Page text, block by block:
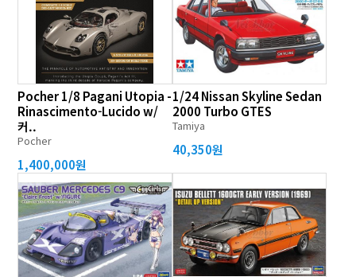
Pocher 1/8 Pagani Utopia -
Rinascimento-Lucido w/
커..
Pocher
1,400,000원
1/24 Nissan Skyline Sedan
2000 Turbo GTES
Tamiya
40,350원